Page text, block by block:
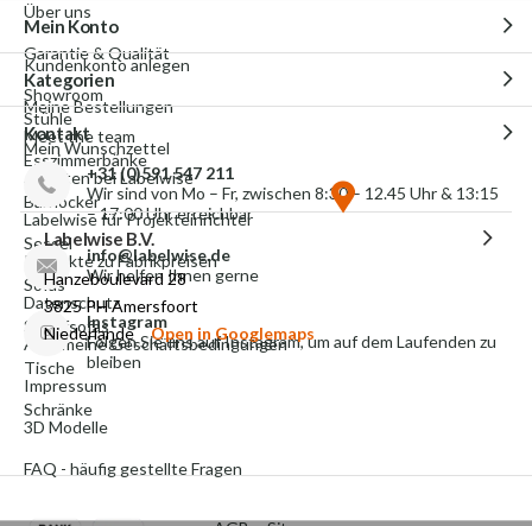
Über uns
Garantie & Qualität
Showroom
Meet the team
Arbeiten bei Labelwise
Labelwise für Projekteinrichter
Produkte zu Fabrikpreisen
Datenschutz
Allgemeine Geschäftsbedingungen
Impressum
3D Modelle
FAQ - häufig gestellte Fragen
Mein Konto
Kundenkonto anlegen
Meine Bestellungen
Mein Wunschzettel
Kategorien
Stühle
Esszimmerbänke
Barhocker
Sessel
Sofas
Schlafsofas
Tische
Schränke
Kontakt
+31 (0)591 547 211
Wir sind von Mo – Fr, zwischen 8:30 – 12.45 Uhr & 13:15
– 17:00 Uhr erreichbar
info@labelwise.de
Wir helfen Ihnen gerne
Instagram
Folgen Sie uns auf Instagram, um auf dem Laufenden zu
bleiben
Labelwise B.V.
Hanzeboulevard 28
3825 PH Amersfoort
Niederlande
Open in Googlemaps